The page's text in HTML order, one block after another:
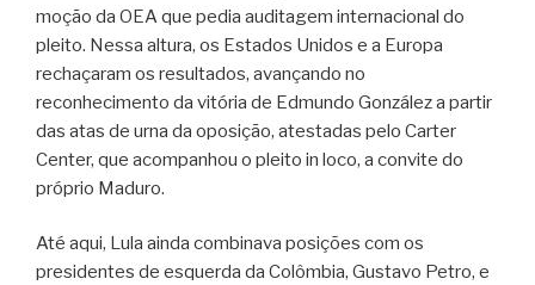
moção da OEA que pedia auditagem internacional do
pleito. Nessa altura, os Estados Unidos e a Europa
rechaçaram os resultados, avançando no
reconhecimento da vitória de Edmundo González a partir
das atas de urna da oposição, atestadas pelo Carter
Center, que acompanhou o pleito in loco, a convite do
próprio Maduro.
Até aqui, Lula ainda combinava posições com os
presidentes de esquerda da Colômbia, Gustavo Petro, e